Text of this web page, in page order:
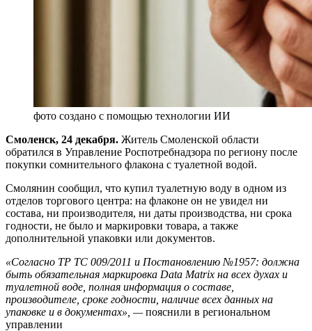
фото создано с помощью технологии ИИ
Смоленск, 24 декабря. Житель Смоленской области
обратился в Управление Роспотребнадзора по региону после
покупки сомнительного флакона с туалетной водой.
Смолянин сообщил, что купил туалетную воду в одном из
отделов торгового центра: на флаконе он не увидел ни
состава, ни производителя, ни даты производства, ни срока
годности, не было и маркировки товара, а также
дополнительной упаковки или документов.
«Согласно ТР ТС 009/2011 и Постановлению №1957: должна
быть обязательная маркировка Data Matrix на всех духах и
туалетной воде, полная информация о составе,
производителе, сроке годности, наличие всех данных на
упаковке и в документах», —пояснили в региональном
управлении